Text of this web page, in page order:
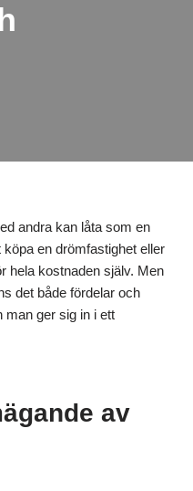
andra kan låta som en
en drömfastighet eller
hela kostnaden själv. Men
det både fördelar och
man ger sig in i ett
av